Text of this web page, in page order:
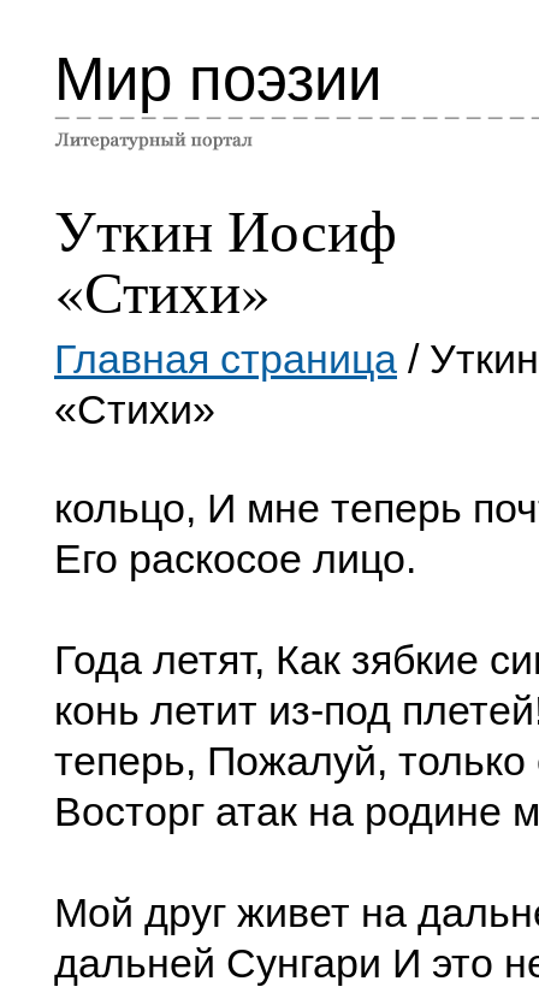
Мир поэзии
Уткин Иосиф
«Стихи»
Главная страница /
«Стихи»
кольцо, И мне теперь
Его раскосое лицо.
Года летят, Как зябкие
конь летит из-под
теперь, Пожалуй, только
Восторг атак на родине
Мой друг живет на
дальней Сунгари И это